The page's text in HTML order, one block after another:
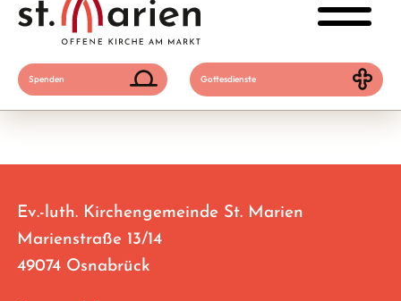
Spenden Gottesdienste
Ev.-luth. Kirchengemeinde St. Marien
Marienstraße 13/14
49074 Osnabrück